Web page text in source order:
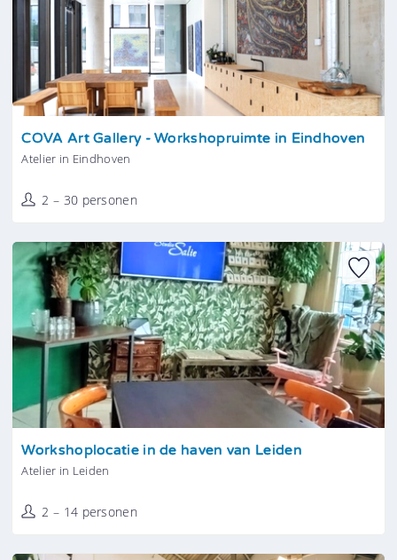
Tonen
COVA Art Gallery - Workshopruimte in Eindhoven
Atelier in Eindhoven
2 – 30 personen
Tonen
Workshoplocatie in de haven van Leiden
Atelier in Leiden
2 – 14 personen